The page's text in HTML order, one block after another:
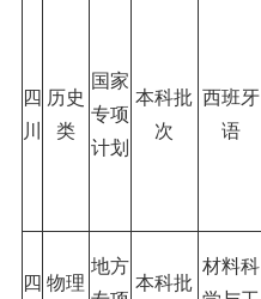
四
川
历史
类
国家
专项
计划
本科批
次
西班牙
语
四 物理
地方
本科批
材料科